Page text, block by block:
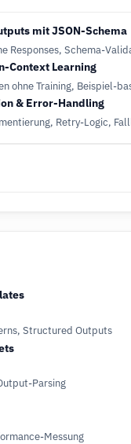
mit JSON-Schema
Responses, Schema-
Context Learning
ohne Training, Beispiel-
& Error-Handling
Retry-Logic,
Structured Outputs
Parsing
Messung